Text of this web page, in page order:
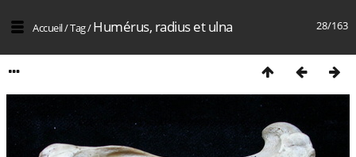
28/163
Accueil/Tag/Humérus, radius et ulna